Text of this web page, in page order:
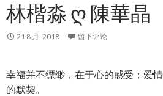
林楷淼 Ღ 陳華晶
21 8 月, 2018 留下评论
幸福并不缥缈，在于心的感受；爱
的默契。